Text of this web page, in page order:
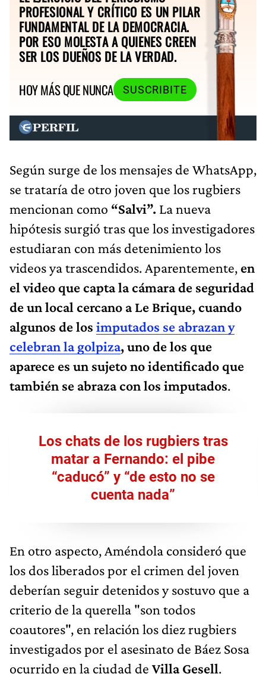
PROFESIONAL Y CRÍTICO ES UN PILAR
FUNDAMENTAL DE LA DEMOCRACIA.
POR ESO MOLESTA A QUIENES CREEN
SER LOS DUEÑOS DE LA VERDAD.
HOY MÁS QUE NUNCA
SUSCRIBITE
Según surge de los mensajes de WhatsApp,
se trataría de otro joven que los rugbiers
mencionan como “Salvi”. La nueva
hipótesis surgió tras que los investigadores
estudiaran con más detenimiento los
videos ya trascendidos. Aparentemente, en
el video que capta la cámara de seguridad
de un local cercano a Le Brique, cuando
algunos de los imputados se abrazan y
celebran la golpiza, uno de los que
aparece es un sujeto no identificado que
también se abraza con los imputados.
Los chats de los rugbiers tras
matar a Fernando: el pibe
“caducó” y “de esto no se
cuenta nada”
En otro aspecto, Améndola consideró que
los dos liberados por el crimen del joven
deberían seguir detenidos y sostuvo que a
criterio de la querella "son todos
coautores", en relación los diez rugbiers
investigados por el asesinato de Báez Sosa
ocurrido en la ciudad de Villa Gesell.